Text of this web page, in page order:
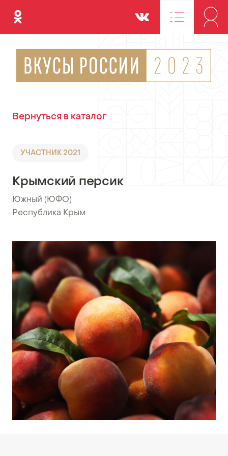
Одноклассники Вконтакте
Вернуться в каталог
УЧАСТНИК 2021
Крымский персик
Южный (ЮФО)
•Республика Крым